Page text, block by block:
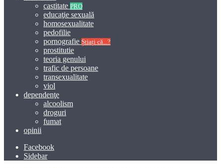
castitate PRO
educaţie sexuală
homosexualitate
pedofilie
pornografie Știați că...?
prostitutie
teoria genului
trafic de persoane
transexualitate
viol
dependenţe
alcoolism
droguri
fumat
opinii
Facebook
Sidebar